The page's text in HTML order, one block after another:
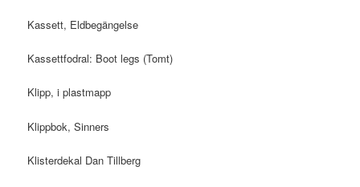
Kassett, Eldbegängelse
Kassettfodral: Boot legs (Tomt)
Klipp, i plastmapp
Klippbok, Sinners
Klisterdekal Dan Tillberg